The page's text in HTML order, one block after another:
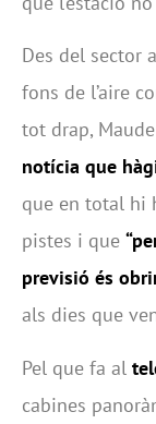
Des del sector
fons de l’aire
tot drap,
notícia que
que en total hi
pistes i que
previsió és
als dies que
Pel que fa al
cabines